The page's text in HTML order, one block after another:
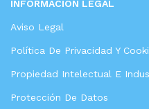
INFORMACIÓN LEGAL
Aviso Legal
Política De Privacidad Y
Propiedad Intelectual E
Protección De Datos